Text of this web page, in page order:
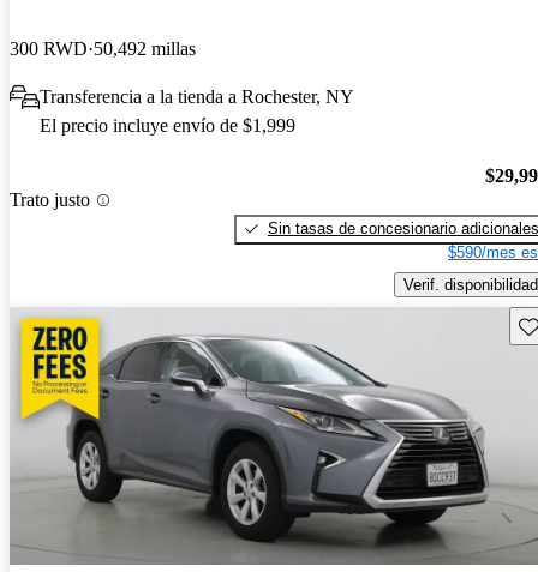
300 RWD 50,492 millas
Transferencia a la tienda a Rochester, NY
El precio incluye envío de $1,999
Trato justo
Sin tasas de concesionario adicionales
$590/mes
Verif. disponibilidad